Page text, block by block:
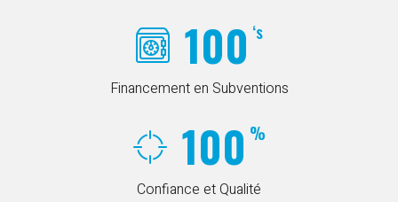
100 ‘s
Financement en Subventions
100 %
Confiance et Qualité